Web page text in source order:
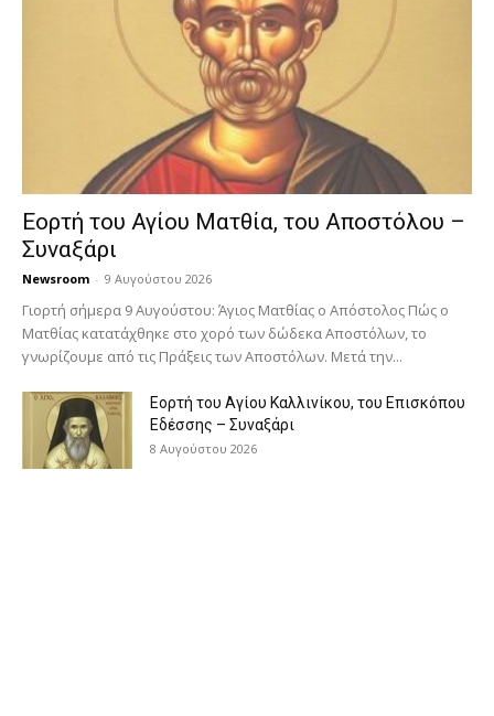
Εορτή του Αγίου Ματθία, του Αποστόλου –
Συναξάρι
Newsroom - 9 Αυγούστου 2026
Γιορτή σήμερα 9 Αυγούστου: Άγιος Ματθίας ο Απόστολος Πώς ο
Ματθίας κατατάχθηκε στο χορό των δώδεκα Αποστόλων, το
γνωρίζουμε από τις Πράξεις των Αποστόλων. Μετά την...
Εορτή του Αγίου Καλλινίκου, του Επισκόπου
Εδέσσης – Συναξάρι
8 Αυγούστου 2026